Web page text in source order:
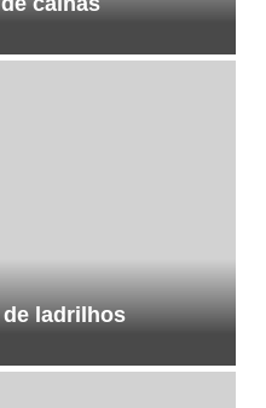
ladrilhos